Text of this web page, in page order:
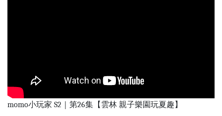
momo小玩家 S2｜第26集【雲林 親子樂園玩夏趣】